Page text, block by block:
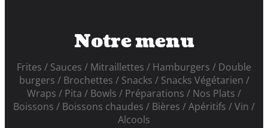
Notre menu
Frites Sauces Mitraillettes Hamburgers
Double
burgers
Brochettes Snacks
Snacks Végétarien
Wraps
Pita Bowls Préparations
Nos Plats
Boissons
Boissons chaudes Bières Apéritifs
Vin
Alcools